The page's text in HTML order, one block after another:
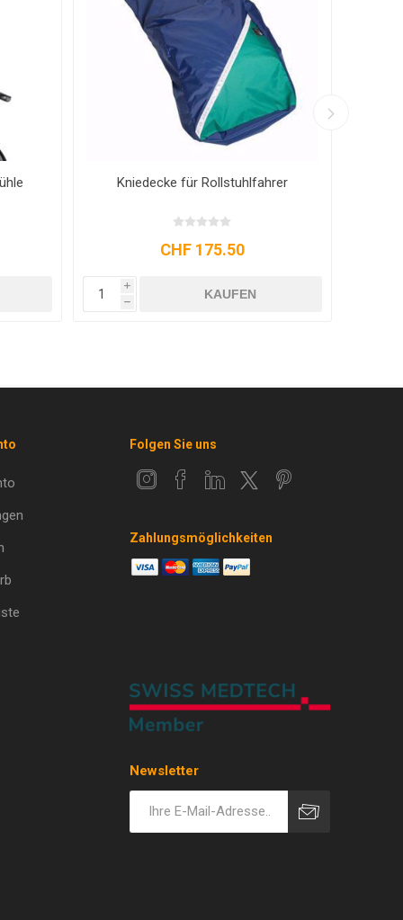
Kniedecke für Rollstuhlfahrer
CHF 175.50
i
h
KAUFEN
Folgen Sie uns
Zahlungsmöglichkeiten
Newsletter